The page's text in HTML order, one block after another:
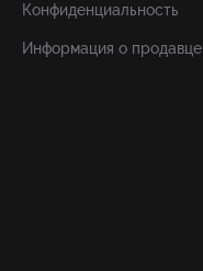
Конфиденциальность
Информация о продавце